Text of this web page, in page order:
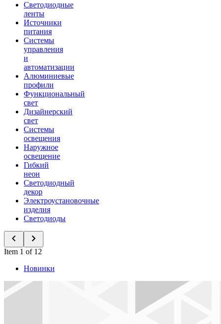
Светодиодные
ленты
Источники
питания
Системы
управления
и
автоматизации
Алюминиевые
профили
Функциональный
свет
Дизайнерский
свет
Системы
освещения
Наружное
освещение
Гибкий
неон
Светодиодный
декор
Электроустановочные
изделия
Светодиоды
Item 1 of 12
Новинки